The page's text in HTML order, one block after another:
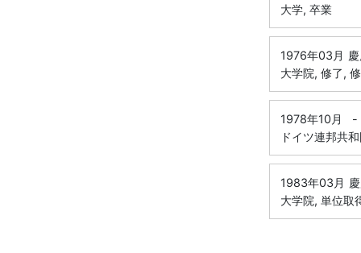
大学, 卒業
1976年03月
大学院, 修了,
1978年10月
-
ドイツ連邦共
1983年03月
大学院, 単位取